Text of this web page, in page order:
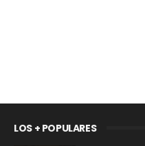
LOS + POPULARES